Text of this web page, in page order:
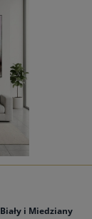
i Miedziany